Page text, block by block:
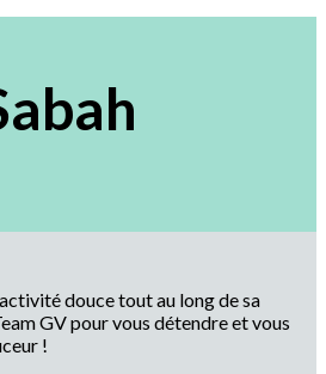
douce tout au long de sa
GV pour vous détendre et vous
!